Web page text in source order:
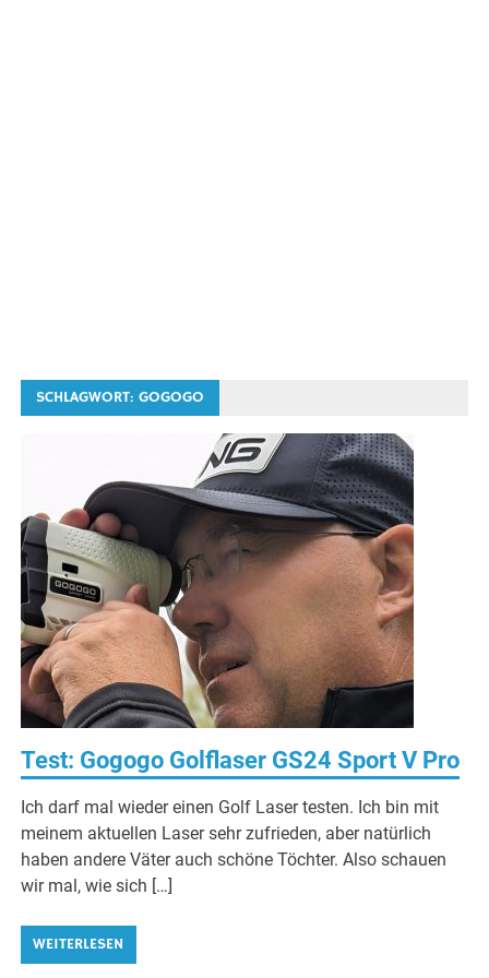
SCHLAGWORT:GOGOGO
Test: Gogogo Golflaser GS24 Sport V Pro
Ich darf mal wieder einen Golf Laser testen. Ich bin mit
meinem aktuellen Laser sehr zufrieden, aber natürlich
haben andere Väter auch schöne Töchter. Also schauen
wir mal, wie sich […]
WEITERLESEN